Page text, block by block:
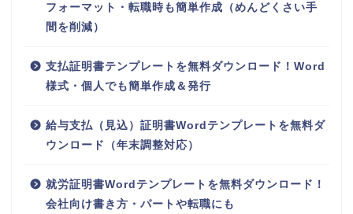
フォーマット・転職時も簡単作成（めんどくさい手
間を削減）
支払証明書テンプレートを無料ダウンロード！Word
様式・個人でも簡単作成＆発行
給与支払（見込）証明書Wordテンプレートを無料ダ
ウンロード（年末調整対応）
就労証明書Wordテンプレートを無料ダウンロード！
会社向け書き方・パートや転職にも